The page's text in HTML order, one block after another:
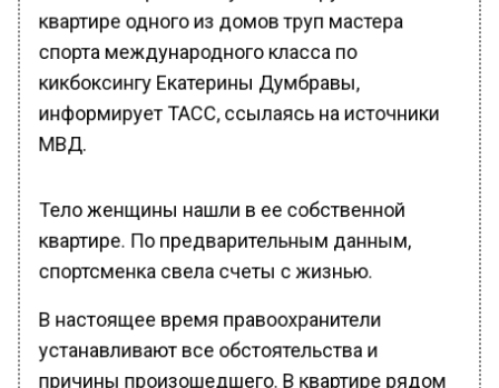
квартире одного из домов труп мастера
спорта международного класса по
кикбоксингу Екатерины Думбравы,
информирует ТАСС, ссылаясь на источники
МВД.
Тело женщины нашли в ее собственной
квартире. По предварительным данным,
спортсменка свела счеты с жизнью.
В настоящее время правоохранители
устанавливают все обстоятельства и
причины произошедшего. В квартире рядом